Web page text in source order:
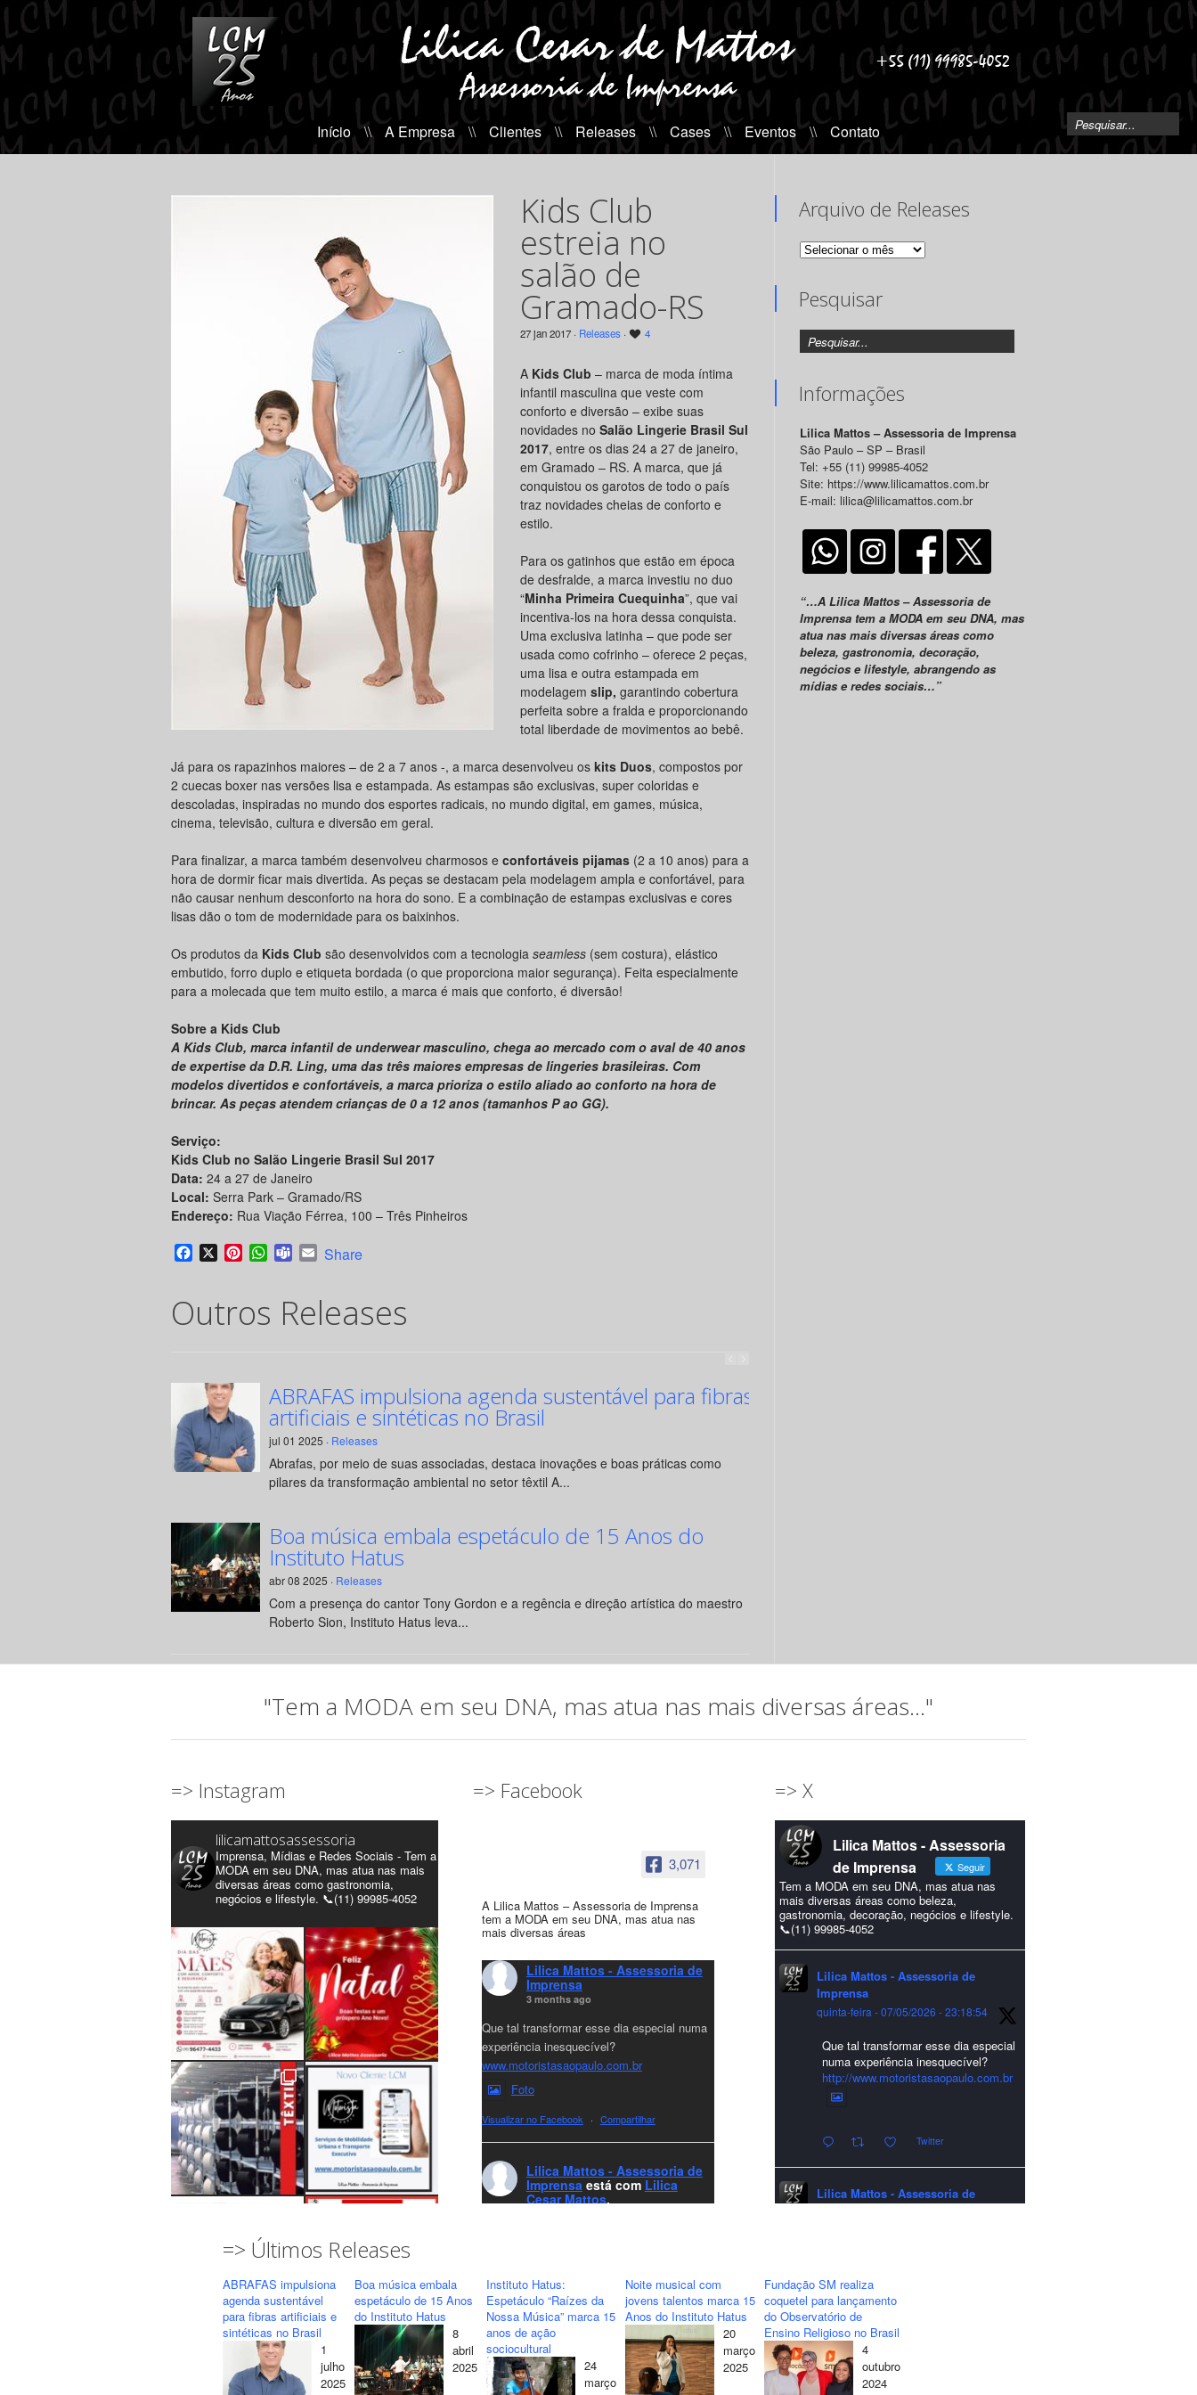
Início \\ A Empresa \\ Clientes \\ Releases \\ Cases \\ Eventos \\ Contato
Kids Club
estreia no
salão de
Gramado-RS
27 jan 2017 · Releases · 4
A Kids Club – marca de moda íntima
infantil masculina que veste com
conforto e diversão – exibe suas
novidades no Salão Lingerie Brasil Sul
2017, entre os dias 24 a 27 de janeiro,
em Gramado – RS. A marca, que já
conquistou os garotos de todo o país
traz novidades cheias de conforto e
estilo.
Para os gatinhos que estão em época
de desfralde, a marca investiu no duo
“Minha Primeira Cuequinha”, que vai
incentiva-los na hora dessa conquista.
Uma exclusiva latinha – que pode ser
usada como cofrinho – oferece 2 peças,
uma lisa e outra estampada em
modelagem slip, garantindo cobertura
perfeita sobre a fralda e proporcionando
total liberdade de movimentos ao bebê.
Já para os rapazinhos maiores – de 2 a 7 anos -, a marca desenvolveu os kits Duos, compostos por
2 cuecas boxer nas versões lisa e estampada. As estampas são exclusivas, super coloridas e
descoladas, inspiradas no mundo dos esportes radicais, no mundo digital, em games, música,
cinema, televisão, cultura e diversão em geral.
Para finalizar, a marca também desenvolveu charmosos e confortáveis pijamas (2 a 10 anos) para a
hora de dormir ficar mais divertida. As peças se destacam pela modelagem ampla e confortável, para
não causar nenhum desconforto na hora do sono. E a combinação de estampas exclusivas e cores
lisas dão o tom de modernidade para os baixinhos.
Os produtos da Kids Club são desenvolvidos com a tecnologia seamless (sem costura), elástico
embutido, forro duplo e etiqueta bordada (o que proporciona maior segurança). Feita especialmente
para a molecada que tem muito estilo, a marca é mais que conforto, é diversão!
Sobre a Kids Club
A Kids Club, marca infantil de underwear masculino, chega ao mercado com o aval de 40 anos
de expertise da D.R. Ling, uma das três maiores empresas de lingeries brasileiras. Com
modelos divertidos e confortáveis, a marca prioriza o estilo aliado ao conforto na hora de
brincar. As peças atendem crianças de 0 a 12 anos (tamanhos P ao GG).
Serviço:
Kids Club no Salão Lingerie Brasil Sul 2017
Data: 24 a 27 de Janeiro
Local: Serra Park – Gramado/RS
Endereço: Rua Viação Férrea, 100 – Três Pinheiros
Facebook
X PinterestWhatsApp
TeamsEmail
Share
Outros Releases
ABRAFAS impulsiona agenda sustentável para fibras
artificiais e sintéticas no Brasil
jul 01 2025 · Releases
Abrafas, por meio de suas associadas, destaca inovações e boas práticas como
pilares da transformação ambiental no setor têxtil A...
Boa música embala espetáculo de 15 Anos do
Instituto Hatus
abr 08 2025 · Releases
Com a presença do cantor Tony Gordon e a regência e direção artística do maestro
Roberto Sion, Instituto Hatus leva...
Arquivo de Releases
Arquivo
Pesquisar
Informações
Lilica Mattos – Assessoria de Imprensa
São Paulo – SP – Brasil
Tel: +55 (11) 99985-4052
Site: https://www.lilicamattos.com.br
E-mail: lilica@lilicamattos.com.br
“…A Lilica Mattos – Assessoria de
Imprensa tem a MODA em seu DNA, mas
atua nas mais diversas áreas como
beleza, gastronomia, decoração,
negócios e lifestyle, abrangendo as
mídias e redes sociais…”
"Tem a MODA em seu DNA, mas atua nas mais diversas áreas..."
=> Instagram
lilicamattosassessoria
Imprensa, Mídias e Redes Sociais - Tem a
MODA em seu DNA, mas atua nas mais
diversas áreas como gastronomia,
negócios e lifestyle. 📞(11) 99985-4052
Carregar mais... Seguir
=> Facebook
3,071
A Lilica Mattos – Assessoria de Imprensa
tem a MODA em seu DNA, mas atua nas
mais diversas áreas
Lilica Mattos - Assessoria de
Imprensa
3 months ago
Que tal transformar esse dia especial numa
experiência inesquecível?
www.motoristasaopaulo.com.br
Foto
Visualizar no Facebook · Compartilhar
Lilica Mattos - Assessoria de
Imprensa está com Lilica
Cesar Mattos.
realizações para todos clientes, jornalistas e
amigos que sempre nos acompanham!🎄✨
🥂❤️
#lcmassessoria
#natal
#merrychristmas #felizanonovo
#HappyNewYear
=> X
Lilica Mattos - Assessoria
de Imprensa
Seguir
Tem a MODA em seu DNA, mas atua nas
mais diversas áreas como beleza,
gastronomia, decoração, negócios e lifestyle.
📞(11) 99985-4052
Lilica Mattos - Assessoria de
Imprensa
quinta-feira - 07/05/2026 - 23:18:54
Que tal transformar esse dia especial
numa experiência inesquecível?
http://www.motoristasaopaulo.com.br
Twitter
Lilica Mattos - Assessoria de
excelente Natal e um 2026 repleto de
conquistas e realizações para todos
clientes, jornalistas e amigos que
sempre nos acompanham!🎄✨🥂❤️
#lcmassessoria
#merrychristmas
=> Últimos Releases
ABRAFAS impulsiona
agenda sustentável
para fibras artificiais e
sintéticas no Brasil
1
julho
2025
Boa música embala
espetáculo de 15 Anos
do Instituto Hatus
8
abril
2025
Instituto Hatus:
Espetáculo “Raízes da
Nossa Música” marca 15
anos de ação
sociocultural
24
março
Noite musical com
jovens talentos marca 15
Anos do Instituto Hatus
20
março
2025
Fundação SM realiza
coquetel para lançamento
do Observatório de
Ensino Religioso no Brasil
4
outubro
2024